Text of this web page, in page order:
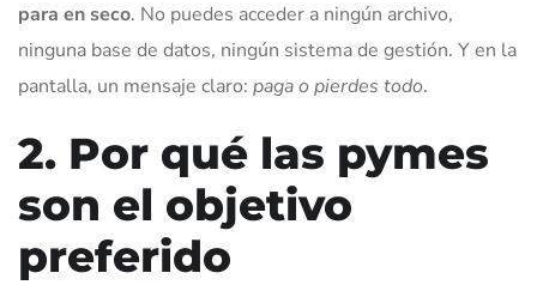
para en seco. No puedes acceder a ningún archivo,
ninguna base de datos, ningún sistema de gestión. Y en la
pantalla, un mensaje claro: paga o pierdes todo.
2. Por qué las pymes
son el objetivo
preferido